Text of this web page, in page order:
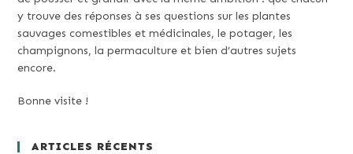
y trouve des réponses à ses questions sur les plantes
sauvages comestibles et médicinales, le potager, les
champignons, la permaculture et bien d’autres sujets
encore.
Bonne visite !
ARTICLES RÉCENTS